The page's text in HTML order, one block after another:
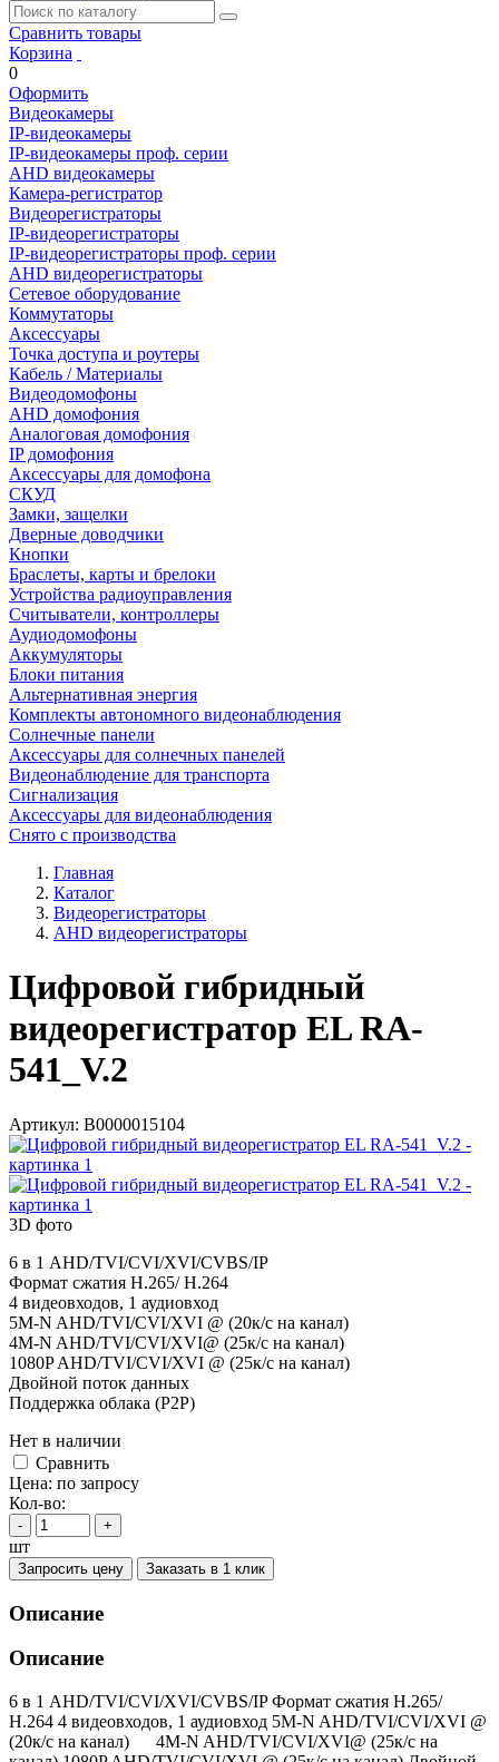
Сравнить товары
Корзина
0
Оформить
Видеокамеры
IP-видеокамеры
IP-видеокамеры проф. серии
AHD видеокамеры
Камера-регистратор
Видеорегистраторы
IP-видеорегистраторы
IP-видеорегистраторы проф. серии
AHD видеорегистраторы
Сетевое оборудование
Коммутаторы
Аксессуары
Точка доступа и роутеры
Кабель / Материалы
Видеодомофоны
AHD домофония
Аналоговая домофония
IP домофония
Аксессуары для домофона
СКУД
Замки, защелки
Дверные доводчики
Кнопки
Браслеты, карты и брелоки
Устройства радиоуправления
Считыватели, контроллеры
Аудиодомофоны
Аккумуляторы
Блоки питания
Альтернативная энергия
Комплекты автономного видеонаблюдения
Солнечные панели
Аксессуары для солнечных панелей
Видеонаблюдение для транспорта
Сигнализация
Аксессуары для видеонаблюдения
Снято с производства
Главная
Каталог
Видеорегистраторы
AHD видеорегистраторы
Цифровой гибридный
видеорегистратор EL RA-
541_V.2
Артикул: В0000015104
3D фото
6 в 1 AHD/TVI/CVI/XVI/CVBS/IP
Формат сжатия H.265/ H.264
4 видеовходов, 1 аудиовход
5M-N AHD/TVI/CVI/XVI @ (20к/с на канал)
4M-N AHD/TVI/CVI/XVI@ (25к/с на канал)
1080P AHD/TVI/CVI/XVI @ (25к/с на канал)
Двойной поток данных
Поддержка облака (P2P)
Нет в наличии
Cравнить
Цена: по запросу
Кол-во:
- +
шт
Запросить цену Заказать в 1 клик
Описание
Описание
6 в 1 AHD/TVI/CVI/XVI/CVBS/IP Формат сжатия H.265/
H.264 4 видеовходов, 1 аудиовход 5M-N AHD/TVI/CVI/XVI @
(20к/с на канал) 4M-N AHD/TVI/CVI/XVI@ (25к/с на